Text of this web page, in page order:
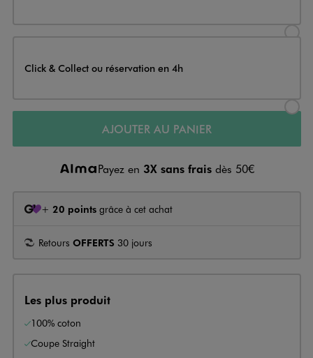
Click & Collect ou réservation en 4h
AJOUTER AU PANIER
Payez en 3X sans frais dès 50€
+ 20 points grâce à cet achat
Retours OFFERTS 30 jours
Les plus produit
100% coton
Coupe Straight